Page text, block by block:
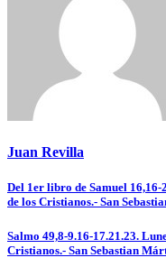
Juan Revilla
Navegación
de
entradas
Del 1er libro de Samuel
de los Cristianos.- San
Salmo 49,8-9.16-17.21.23.
Cristianos.- San Sebastian